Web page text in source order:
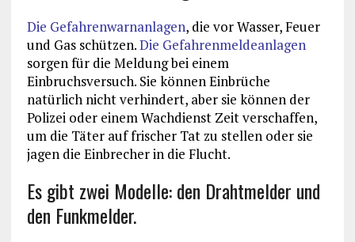
Die Gefahrenwarnanlagen, die vor Wasser, Feuer
und Gas schützen.Die Gefahrenmeldeanlagen
sorgen für die Meldung bei einem
Einbruchsversuch. Sie können Einbrüche
natürlich nicht verhindert, aber sie können der
Polizei oder einem Wachdienst Zeit verschaffen,
um die Täter auf frischer Tat zu stellen oder sie
jagen die Einbrecher in die Flucht.
Es gibt zwei Modelle: den Drahtmelder und
den Funkmelder.